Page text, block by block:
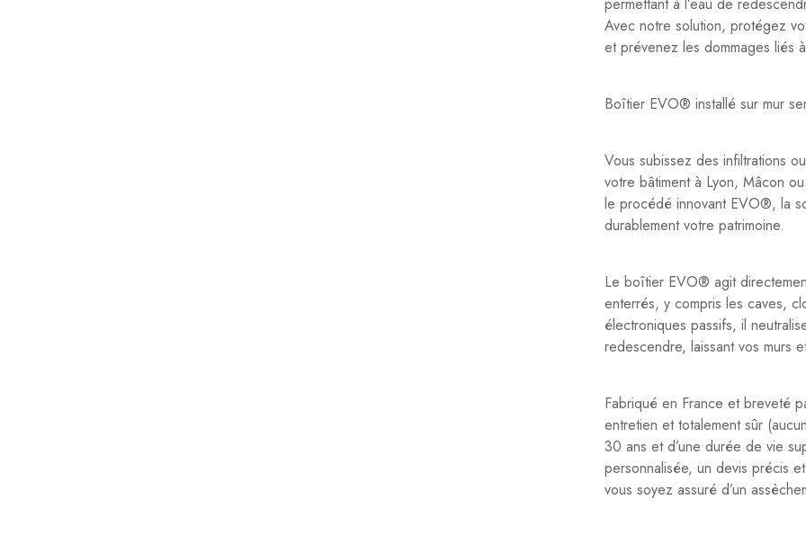
Avec notre solution, protégez
et prévenez les dommages liés
Boîtier EVO® installé sur mur
Vous subissez des infiltrations
votre bâtiment à Lyon, Mâcon
le procédé innovant EVO®, la
durablement votre patrimoine.
Le boîtier EVO® agit
enterrés, y compris les caves,
électroniques passifs, il
redescendre, laissant vos murs
Fabriqué en France et breveté
entretien et totalement sûr
30 ans et d’une durée de vie
personnalisée, un devis précis
vous soyez assuré d’un